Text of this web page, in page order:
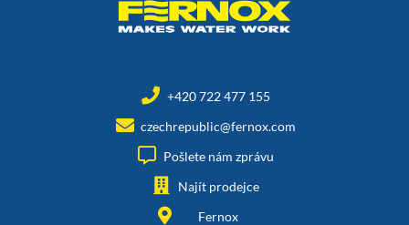
+420 722 477 155
czechrepublic@fernox.com
Pošlete nám zprávu
Najít prodejce
Fernox